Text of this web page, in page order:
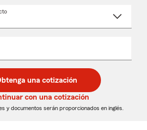
desplegable
una cotización
con una cotización
y documentos serán proporcionados en inglés.